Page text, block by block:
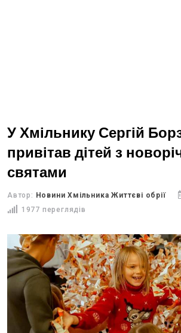
У Хмільнику Сергій
привітав дітей з
святами
Автор: Новини Хмільника Життєві обрії
1977 переглядів